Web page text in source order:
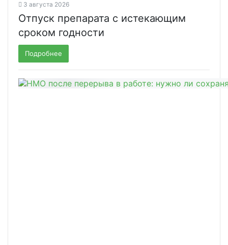
3 августа 2026
Отпуск препарата с истекающим
сроком годности
Подробнее